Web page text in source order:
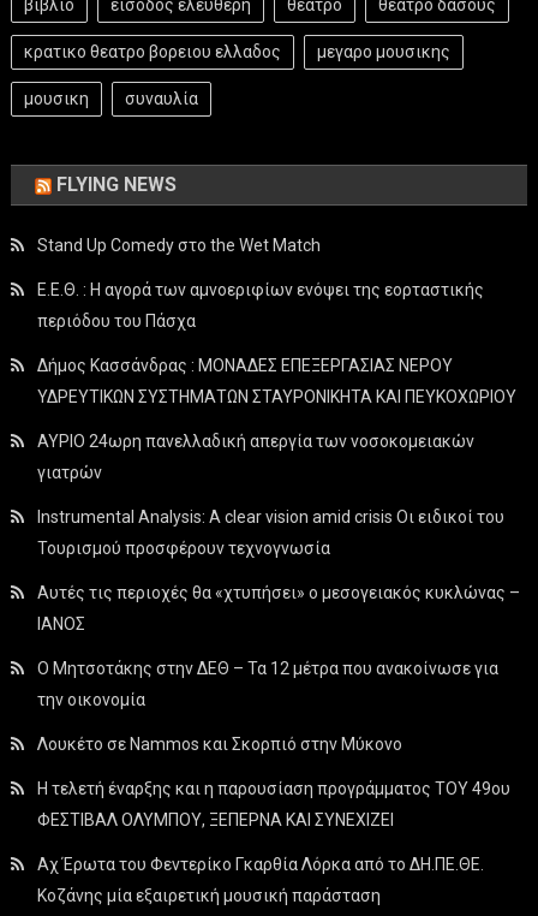
βιβλιο είσοδος ελεύθερη θεατρο θεατρο δασους
κρατικο θεατρο βορειου ελλαδος μεγαρο μουσικης
μουσικη συναυλία
FLYING NEWS
Stand Up Comedy στο the Wet Match
Ε.Ε.Θ. : Η αγορά των αμνοεριφίων ενόψει της εορταστικής
περιόδου του Πάσχα
Δήμος Κασσάνδρας : ΜΟΝΑΔΕΣ ΕΠΕΞΕΡΓΑΣΙΑΣ ΝΕΡΟΥ
ΥΔΡΕΥΤΙΚΩΝ ΣΥΣΤΗΜΑΤΩΝ ΣΤΑΥΡΟΝΙΚΗΤΑ ΚΑΙ ΠΕΥΚΟΧΩΡΙΟΥ
ΑΥΡΙΟ 24ωρη πανελλαδική απεργία των νοσοκομειακών
γιατρών
Instrumental Analysis: A clear vision amid crisis Οι ειδικοί του
Τουρισμού προσφέρουν τεχνογνωσία
Αυτές τις περιοχές θα «χτυπήσει» ο μεσογειακός κυκλώνας –
ΙΑΝΟΣ
Ο Μητσοτάκης στην ΔΕΘ – Τα 12 μέτρα που ανακοίνωσε για
την οικονομία
Λουκέτο σε Nammos και Σκορπιό στην Μύκονο
Η τελετή έναρξης και η παρουσίαση προγράμματος ΤΟΥ 49ου
ΦΕΣΤΙΒΑΛ ΟΛΥΜΠΟΥ, ΞΕΠΕΡΝΑ ΚΑΙ ΣΥΝΕΧΙΖΕΙ
Αχ Έρωτα του Φεντερίκο Γκαρθία Λόρκα από το ΔΗ.ΠΕ.ΘΕ.
Κοζάνης μία εξαιρετική μουσική παράσταση